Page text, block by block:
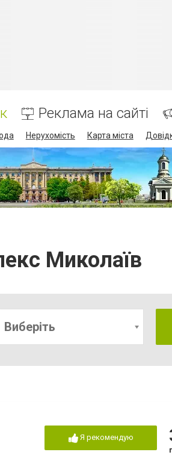
Реклама на сайті
Нерухомість Карта міста
Миколаїв
Виберіть
Я рекомендую